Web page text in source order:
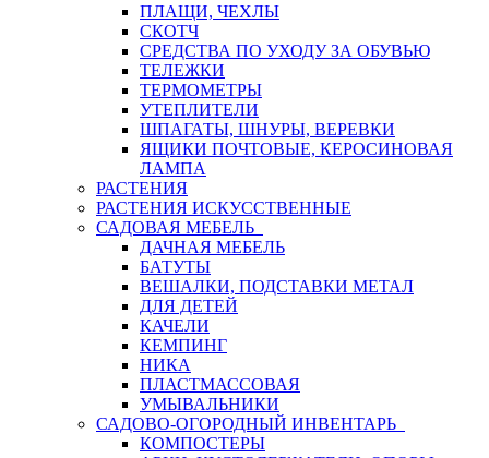
ПЛАЩИ, ЧЕХЛЫ
СКОТЧ
СРЕДСТВА ПО УХОДУ ЗА ОБУВЬЮ
ТЕЛЕЖКИ
ТЕРМОМЕТРЫ
УТЕПЛИТЕЛИ
ШПАГАТЫ, ШНУРЫ, ВЕРЕВКИ
ЯЩИКИ ПОЧТОВЫЕ, КЕРОСИНОВАЯ
ЛАМПА
РАСТЕНИЯ
РАСТЕНИЯ ИСКУССТВЕННЫЕ
САДОВАЯ МЕБЕЛЬ
ДАЧНАЯ МЕБЕЛЬ
БАТУТЫ
ВЕШАЛКИ, ПОДСТАВКИ МЕТАЛ
ДЛЯ ДЕТЕЙ
КАЧЕЛИ
КЕМПИНГ
НИКА
ПЛАСТМАССОВАЯ
УМЫВАЛЬНИКИ
САДОВО-ОГОРОДНЫЙ ИНВЕНТАРЬ
КОМПОСТЕРЫ